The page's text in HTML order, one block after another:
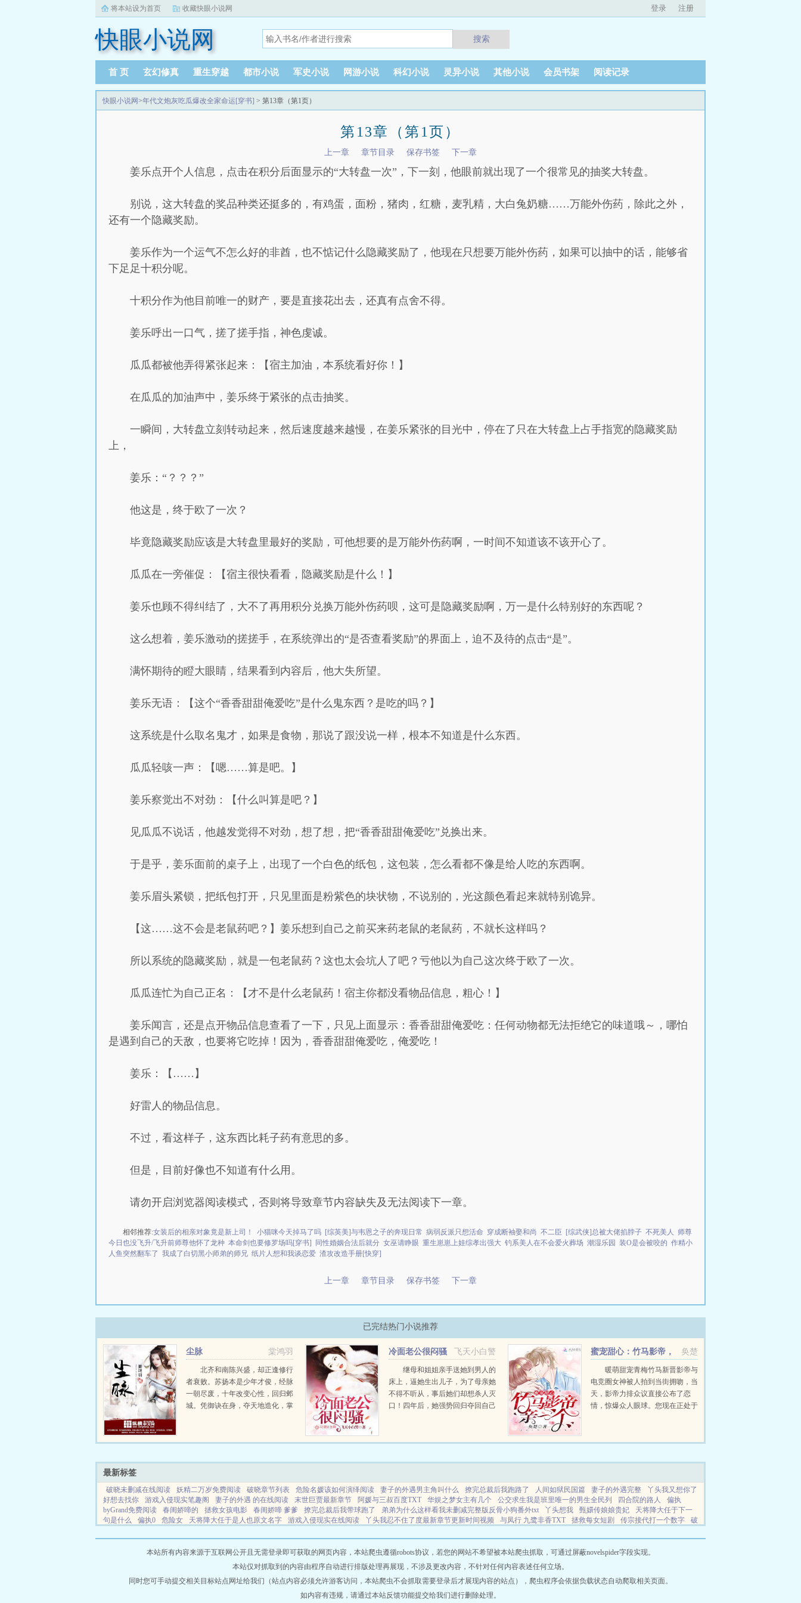
将本站设为首页 收藏快眼小说网 登录 注册
快眼小说网 搜索
首 页 玄幻修真 重生穿越 都市小说 军史小说 网游小说 科幻小说 灵异小说 其他小说 会员书架 阅读记录
快眼小说网>年代文炮灰吃瓜爆改全家命运[穿书] > 第13章（第1页）
第13章（第1页）
上一章 章节目录 保存书签 下一章
姜乐点开个人信息，点击在积分后面显示的“大转盘一次”，下一刻，他眼前就出现了一个很常见的抽奖大转盘。
别说，这大转盘的奖品种类还挺多的，有鸡蛋，面粉，猪肉，红糖，麦乳精，大白兔奶糖……万能外伤药，除此之外，
还有一个隐藏奖励。
姜乐作为一个运气不怎么好的非酋，也不惦记什么隐藏奖励了，他现在只想要万能外伤药，如果可以抽中的话，能够省
下足足十积分呢。
十积分作为他目前唯一的财产，要是直接花出去，还真有点舍不得。
姜乐呼出一口气，搓了搓手指，神色虔诚。
瓜瓜都被他弄得紧张起来：【宿主加油，本系统看好你！】
在瓜瓜的加油声中，姜乐终于紧张的点击抽奖。
一瞬间，大转盘立刻转动起来，然后速度越来越慢，在姜乐紧张的目光中，停在了只在大转盘上占手指宽的隐藏奖励
上，
姜乐：“？？？”
他这是，终于欧了一次？
毕竟隐藏奖励应该是大转盘里最好的奖励，可他想要的是万能外伤药啊，一时间不知道该不该开心了。
瓜瓜在一旁催促：【宿主很快看看，隐藏奖励是什么！】
姜乐也顾不得纠结了，大不了再用积分兑换万能外伤药呗，这可是隐藏奖励啊，万一是什么特别好的东西呢？
这么想着，姜乐激动的搓搓手，在系统弹出的“是否查看奖励”的界面上，迫不及待的点击“是”。
满怀期待的瞪大眼睛，结果看到内容后，他大失所望。
姜乐无语：【这个“香香甜甜俺爱吃”是什么鬼东西？是吃的吗？】
这系统是什么取名鬼才，如果是食物，那说了跟没说一样，根本不知道是什么东西。
瓜瓜轻咳一声：【嗯……算是吧。】
姜乐察觉出不对劲：【什么叫算是吧？】
见瓜瓜不说话，他越发觉得不对劲，想了想，把“香香甜甜俺爱吃”兑换出来。
于是乎，姜乐面前的桌子上，出现了一个白色的纸包，这包装，怎么看都不像是给人吃的东西啊。
姜乐眉头紧锁，把纸包打开，只见里面是粉紫色的块状物，不说别的，光这颜色看起来就特别诡异。
【这……这不会是老鼠药吧？】姜乐想到自己之前买来药老鼠的老鼠药，不就长这样吗？
所以系统的隐藏奖励，就是一包老鼠药？这也太会坑人了吧？亏他以为自己这次终于欧了一次。
瓜瓜连忙为自己正名：【才不是什么老鼠药！宿主你都没看物品信息，粗心！】
姜乐闻言，还是点开物品信息查看了一下，只见上面显示：香香甜甜俺爱吃：任何动物都无法拒绝它的味道哦～，哪怕
是遇到自己的天敌，也要将它吃掉！因为，香香甜甜俺爱吃，俺爱吃！
姜乐：【……】
好雷人的物品信息。
不过，看这样子，这东西比耗子药有意思的多。
但是，目前好像也不知道有什么用。
请勿开启浏览器阅读模式，否则将导致章节内容缺失及无法阅读下一章。
相邻推荐:女装后的相亲对象竟是新上司！ 小猫咪今天掉马了吗 [综英美]与韦恩之子的奔现日常 病弱反派只想活命 穿成断袖娶和尚 不二臣 [综武侠]总被大佬掐脖子 不死美人
师尊
今日也没飞升/飞升前师尊他怀了龙种 本命剑也要修罗场吗[穿书] 同性婚姻合法后就分 女巫请睁眼 重生崽崽上娃综孝出强大 钓系美人在不会爱火葬场 潮湿乐园 装O是会被咬的 作精小
人鱼突然翻车了 我成了白切黑小师弟的师兄 纸片人想和我谈恋爱 渣攻改造手册[快穿]
上一章 章节目录 保存书签 下一章
已完结热门小说推荐
棠鸿羽
尘脉
北齐和南陈兴盛，却正逢修行
者衰败。苏扬本是少年才俊，经脉
一朝尽废，十年改变心性，回归邺
城。凭御诀在身，夺天地造化，掌
飞天小白警
冷面老公很闷骚
继母和姐姐亲手送她到男人的
床上，逼她生出儿子，为了母亲她
不得不听从，事后她们却想杀人灭
口！四年后，她强势回归夺回自己
奂楚
蜜宠甜心：竹马影帝，
亲一个！
暖萌甜宠青梅竹马新晋影帝与
电竞圈女神被人拍到当街拥吻，当
天，影帝力排众议直接公布了恋
情，惊爆众人眼球。您现在正处于
想让全世界知道，仅此而已。你都
最新标签
破晓未删减在线阅读 妖精二万岁免费阅读 破晓章节列表 危险名媛该如何演绎阅读 妻子的外遇男主角叫什么 撩完总裁后我跑路了 人间如狱民国篇 妻子的外遇完整
丫头我又想你了
好想去找你
游戏入侵现实笔趣阁 妻子的外遇 的在线阅读 末世巨贾最新章节 阿媛与三叔百度TXT 华娱之梦女主有几个 公交求生我是班里唯一的男生全民列 四合院的路人
偏执
byGrand免费阅读
春闺娇啼的 拯救女孩电影 春闺娇啼 爹爹 撩完总裁后我带球跑了 弟弟为什么这样看我未删减完整版反骨小狗番外txt 丫头想我 甄嬛传娘娘贵妃
天将降大任于下一
句是什么
偏执0 危险女 天将降大任于是人也原文名字 游戏入侵现实在线阅读 丫头我忍不住了度最新章节更新时间视频 与凤行 九鹭非香TXT 拯救每女短剧 传宗接代打一个数字
破
天将降大任于隐形人TXT百度
洛神赋翻译及原文 甄嬛传娘娘们打起来了第几章 天将降大任于是人出自哪篇文章 冰山女神是啥意思云沁月 人间如狱介绍
快穿大佬又又黑化了红茶叔
快穿大佬又又又黑化了 无广告 四合院一路进部 人间如狱 在线阅读 网站地图
本站所有内容来源于互联网公开且无需登录即可获取的网页内容，本站爬虫遵循robots协议，若您的网站不希望被本站爬虫抓取，可通过屏蔽novelspider字段实现。
本站仅对抓取到的内容由程序自动进行排版处理再展现，不涉及更改内容，不针对任何内容表述任何立场。
同时您可手动提交相关目标站点网址给我们（站点内容必须允许游客访问，本站爬虫不会抓取需要登录后才展现内容的站点），爬虫程序会依据负载状态自动爬取相关页面。
如内容有违规，请通过本站反馈功能提交给我们进行删除处理。